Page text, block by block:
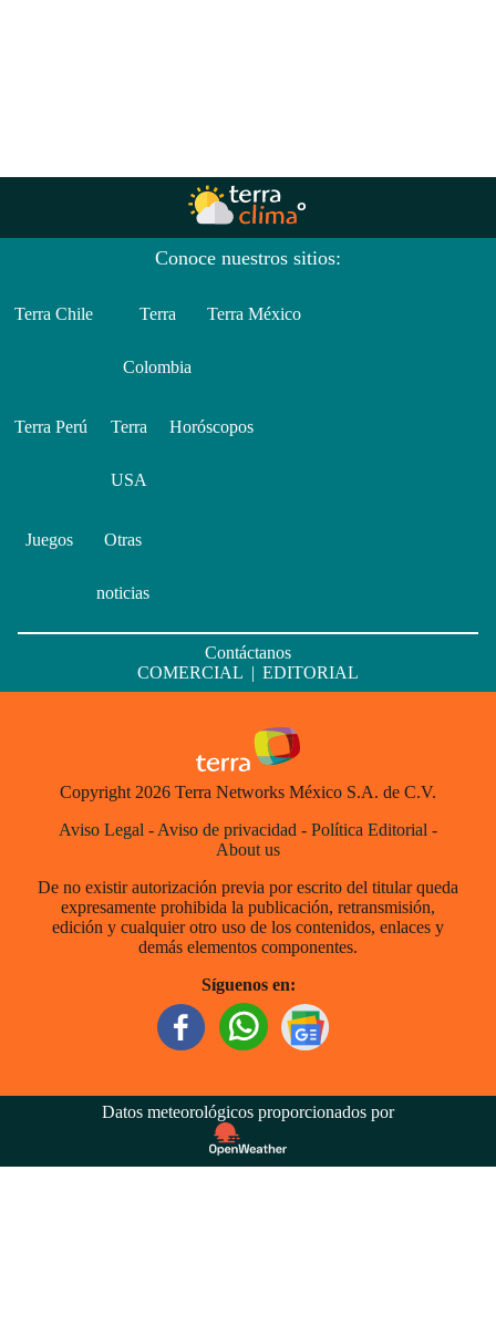
Conoce nuestros sitios:
Terra Chile Terra
Colombia
Terra México
Terra Perú Terra
USA
Horóscopos
Juegos Otras
noticias
Contáctanos
COMERCIAL | EDITORIAL
Copyright 2026 Terra Networks México S.A. de C.V.
Aviso Legal - Aviso de privacidad - Política Editorial -
About us
De no existir autorización previa por escrito del titular queda
expresamente prohibida la publicación, retransmisión,
edición y cualquier otro uso de los contenidos, enlaces y
demás elementos componentes.
Síguenos en:
Datos meteorológicos proporcionados por